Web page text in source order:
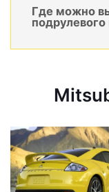
Где можно